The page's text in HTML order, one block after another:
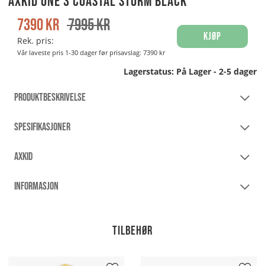
7995kr
7390kr
Rek. pris:
Vår laveste pris 1-30 dager før prisavslag: 7390 kr
Kjøp
Lagerstatus: På Lager - 2-5 dager
PRODUKTBESKRIVELSE
SPESIFIKASJONER
AXKID
INFORMASJON
Tilbehør